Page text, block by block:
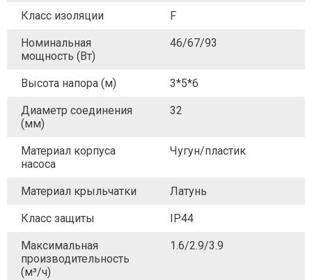
Класс изоляции F
Номинальная
мощность (Вт)
46/67/93
Высота напора (м) 3*5*6
Диаметр соединения
(мм)
32
Материал корпуса
насоса
Чугун/пластик
Материал крыльчатки Латунь
Класс защиты IP44
Максимальная
производительность
(м³/ч)
1.6/2.9/3.9